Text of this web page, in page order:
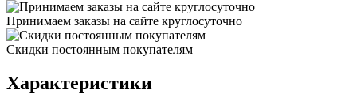
Принимаем заказы на сайте круглосуточно
Скидки постоянным покупателям
Характеристики